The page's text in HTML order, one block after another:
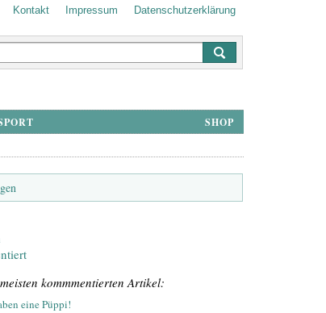
Datenschutz­erklärung
Impressum
Kontakt
SHOP
kommmentierten Artikel:
eine Püppi!